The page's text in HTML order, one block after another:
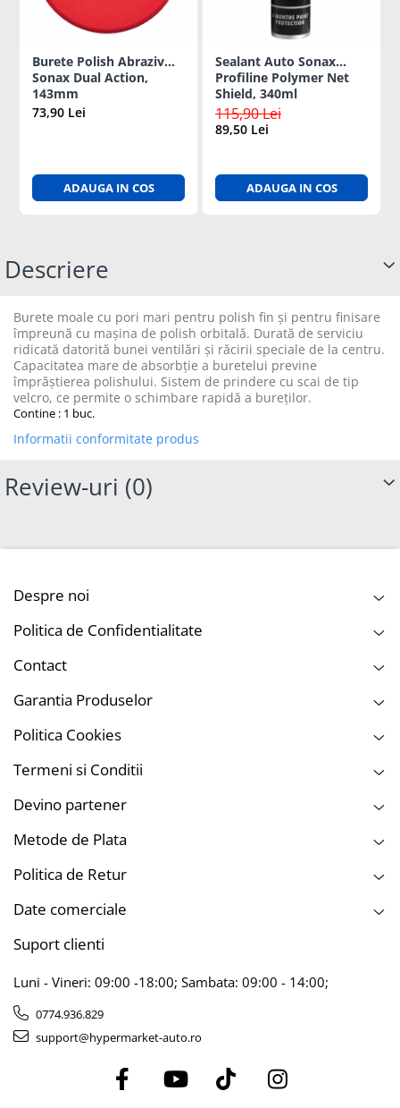
Burete Polish Abraziv
Sonax Dual Action,
143mm
73,90 Lei
ADAUGA IN COS
Sealant Auto Sonax
Profiline Polymer Net
Shield, 340ml
115,90 Lei
89,50 Lei
ADAUGA IN COS
Descriere
Burete moale cu pori mari pentru polish fin și pentru finisare
împreună cu mașina de polish orbitală. Durată de serviciu
ridicată datorită bunei ventilări și răcirii speciale de la centru.
Capacitatea mare de absorbție a buretelui previne
împrăștierea polishului. Sistem de prindere cu scai de tip
velcro, ce permite o schimbare rapidă a bureților.
Contine : 1 buc.
Informatii conformitate produs
Review-uri (0)
Despre noi
Politica de Confidentialitate
Contact
Garantia Produselor
Politica Cookies
Termeni si Conditii
Devino partener
Metode de Plata
Politica de Retur
Date comerciale
Suport clienti
Luni - Vineri: 09:00 -18:00; Sambata: 09:00 - 14:00;
0774.936.829
support@hypermarket-auto.ro